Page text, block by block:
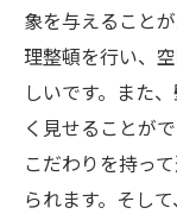
象を与えること
理整頓を行い、
しいです。また
く見せることが
こだわりを持っ
られます。そし